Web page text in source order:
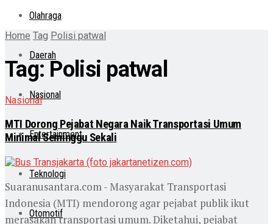
Olahraga
Daerah
Nasional
Entertainment
Teknologi
Otomotif
Home Tag Polisi patwal
Tag: Polisi patwal
Nasional
MTI Dorong Pejabat Negara Naik Transportasi Umum
Minimal Seminggu Sekali
Suaranusantara.com - Masyarakat Transportasi
Indonesia (MTI) mendorong agar pejabat publik ikut
merasakan transportasi umum. Diketahui, pejabat